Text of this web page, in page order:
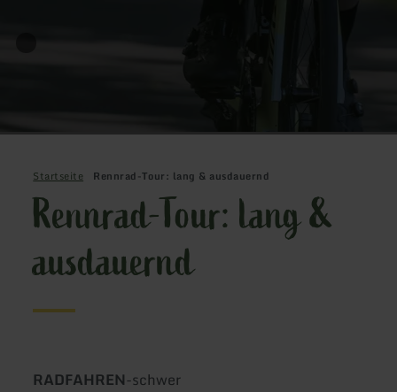
Startseite Rennrad-Tour: lang & ausdauernd
Rennrad-Tour: lang &
ausdauernd
Art
RADFAHREN-Schwierigkeit:
schwer